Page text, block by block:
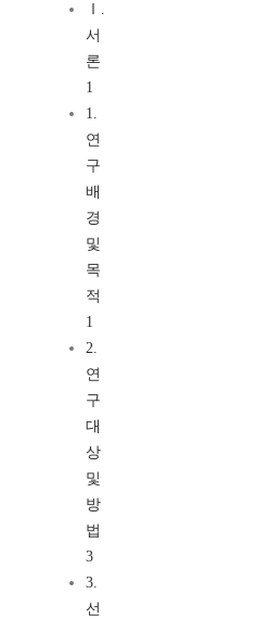
Ⅰ.
서
론
1
1.
연
구
배
경
및
목
적
1
2.
연
구
대
상
및
방
법
3
3.
선